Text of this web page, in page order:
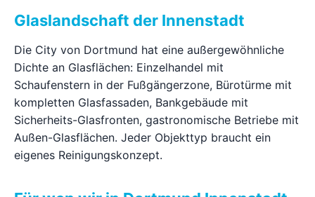
Jetzt anfragen
Glaslandschaft der Innenstadt
Die City von Dortmund hat eine außergewöhnliche
Dichte an Glasflächen: Einzelhandel mit
Schaufenstern in der Fußgängerzone, Bürotürme mit
kompletten Glasfassaden, Bankgebäude mit
Sicherheits-Glasfronten, gastronomische Betriebe mit
Außen-Glasflächen. Jeder Objekttyp braucht ein
eigenes Reinigungskonzept.